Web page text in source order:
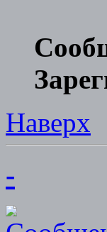
Наверх
-